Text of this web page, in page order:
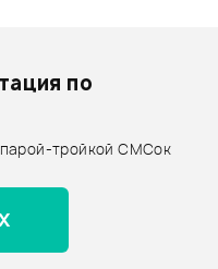
по
тройкой СМСок